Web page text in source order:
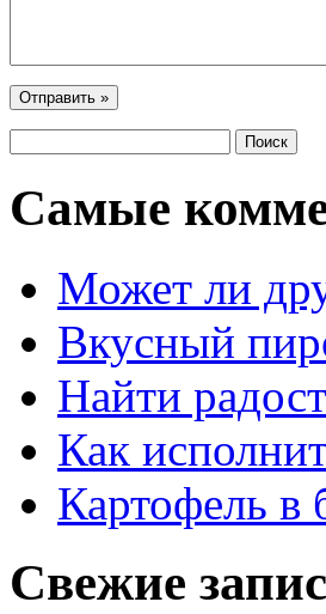
Самые
Может ли
Вкусный
Найти
Как
Картофель в
Свежие